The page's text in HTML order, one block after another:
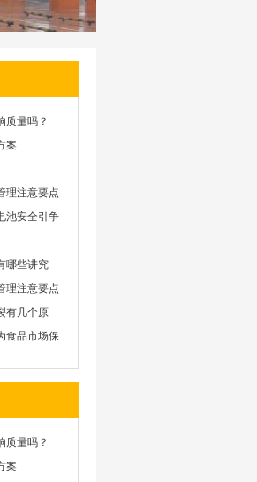
质量吗？
案
理注意要点
池安全引争
哪些讲究
理注意要点
有几个原
食品市场保
质量吗？
案